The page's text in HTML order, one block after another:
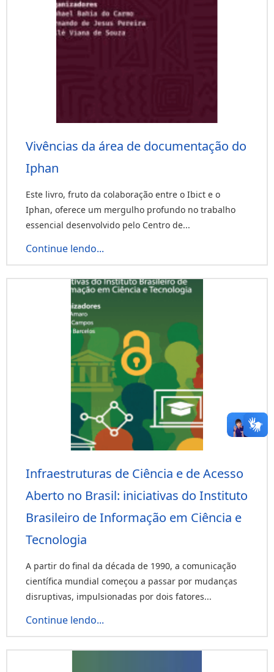
Vivências da área de documentação do
Iphan
Este livro, fruto da colaboração entre o Ibict e o
Iphan, oferece um mergulho profundo no trabalho
essencial desenvolvido pelo Centro de...
Continue lendo...
Infraestruturas de Ciência e de Acesso
Aberto no Brasil: iniciativas do Instituto
Brasileiro de Informação em Ciência e
Tecnologia
A partir do final da década de 1990, a comunicação
científica mundial começou a passar por mudanças
disruptivas, impulsionadas por dois fatores...
Continue lendo...